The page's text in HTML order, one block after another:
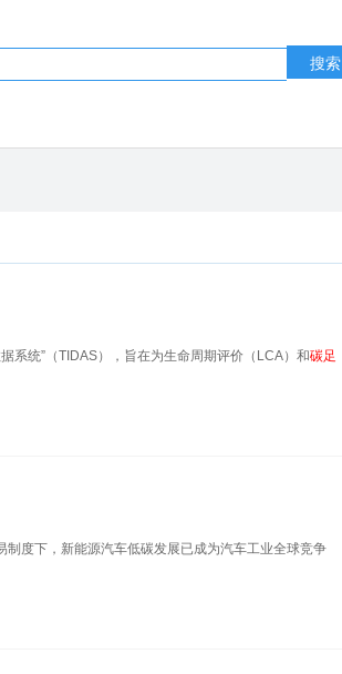
搜索
系统”（TIDAS），旨在为生命周期评价（LCA）和碳足
度下，新能源汽车低碳发展已成为汽车工业全球竞争